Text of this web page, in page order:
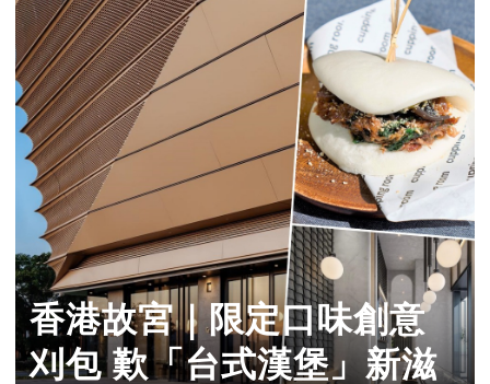
香港故宮｜限定口味創意
刈包 歎「台式漢堡」新滋